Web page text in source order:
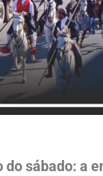
do sábado: a